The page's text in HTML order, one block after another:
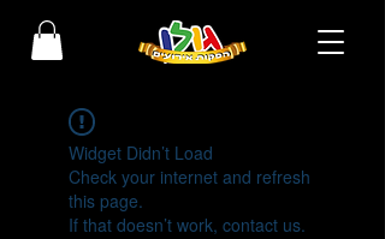
Widget Didn’t Load
Check your internet and refresh
this page.
If that doesn’t work, contact us.